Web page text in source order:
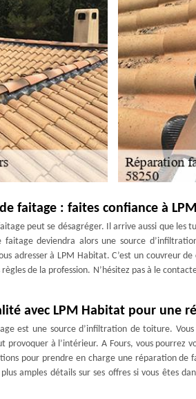
faitage : faites confiance à
peut se désagréger. Il arrive aussi que les
deviendra alors une source
adresser à LPM Habitat. C’est un couvreur
de la profession. N’hésitez pas à le
avec LPM Habitat pour une
est une source d’infiltration de toiture.
provoquer à l’intérieur. A Fours, vous pourrez
pour prendre en charge une réparation de
amples détails sur ses offres si vous êtes